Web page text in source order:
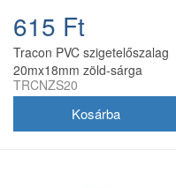
615 Ft
Tracon PVC szigetelőszalag
20mx18mm zöld-sárga
TRCNZS20